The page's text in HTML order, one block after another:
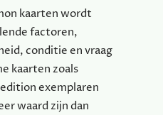
kaarten wordt
factoren,
conditie en vraag
kaarten zoals
exemplaren
waard zijn dan